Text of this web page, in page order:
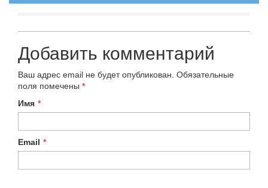
Добавить комментарий
Ваш адрес email не будет опубликован. Обязательные
поля помечены *
Имя *
Email *